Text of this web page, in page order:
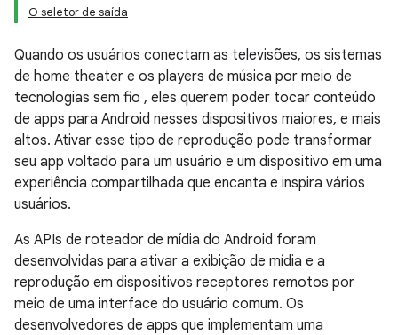
O seletor de saída
Quando os usuários conectam as televisões, os sistemas
de home theater e os players de música por meio de
tecnologias sem fio , eles querem poder tocar conteúdo
de apps para Android nesses dispositivos maiores, e mais
altos. Ativar esse tipo de reprodução pode transformar
seu app voltado para um usuário e um dispositivo em uma
experiência compartilhada que encanta e inspira vários
usuários.
As APIs de roteador de mídia do Android foram
desenvolvidas para ativar a exibição de mídia e a
reprodução em dispositivos receptores remotos por
meio de uma interface do usuário comum. Os
desenvolvedores de apps que implementam uma